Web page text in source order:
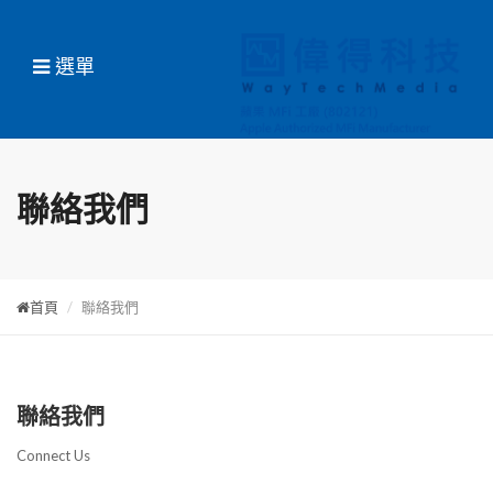
選單
聯絡我們
首頁 聯絡我們
聯絡我們
Connect Us